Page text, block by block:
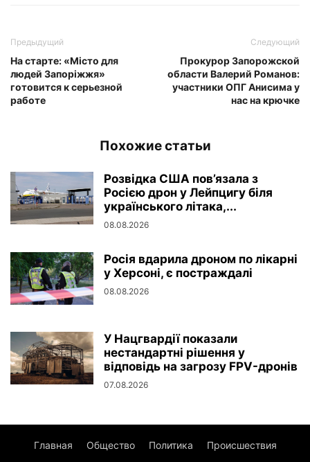
Предыдущий
На старте: «Місто для
людей Запоріжжя»
готовится к серьезной
работе
Следующий
Прокурор Запорожской
области Валерий Романов:
участники ОПГ Анисима у
нас на крючке
Похожие статьи
Розвідка США пов’язала з
Росією дрон у Лейпцигу біля
українського літака,...
08.08.2026
Росія вдарила дроном по лікарні
у Херсоні, є постраждалі
08.08.2026
У Нацгвардії показали
нестандартні рішення у
відповідь на загрозу FPV-дронів
07.08.2026
Главная Общество Политика Происшествия